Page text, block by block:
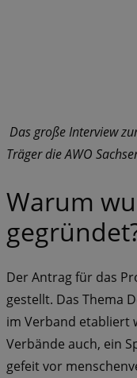
Das große Interview
Träger die AWO
Warum
Der Antrag für das
gestellt. Das Thema
im Verband etabliert
Verbände auch, ein
gefeit vor